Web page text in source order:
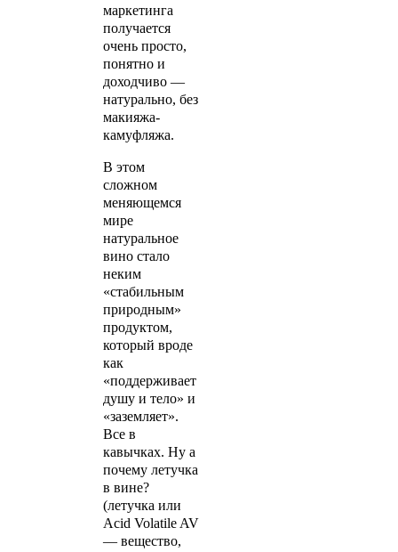
маркетинга
получается
очень просто,
понятно и
доходчиво —
натурально, без
макияжа-
камуфляжа.
В этом
сложном
меняющемся
мире
натуральное
вино стало
неким
«стабильным
природным»
продуктом,
который вроде
как
«поддерживает
душу и тело» и
«заземляет».
Все в
кавычках. Ну а
почему летучка
в вине?
(летучка или
Acid Volatile AV
— вещество,